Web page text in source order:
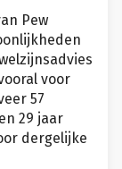
Pew
voor
57
29 jaar
dergelijke